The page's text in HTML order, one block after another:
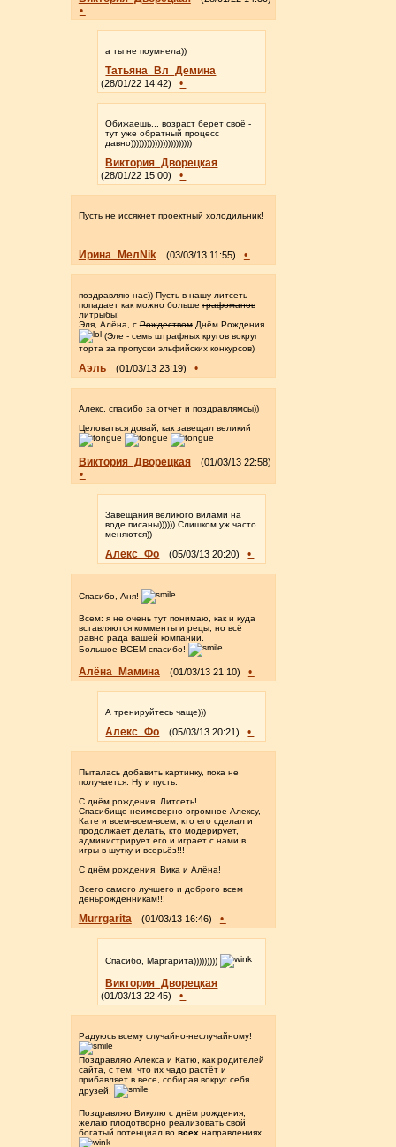
•
а ты не поумнела))
Татьяна_Вл_Демина
(28/01/22 14:42) •
Обижаешь... возраст берет своё -
тут уже обратный процесс
давно)))))))))))))))))))))))
Виктория_Дворецкая
(28/01/22 15:00) •
Пусть не иссякнет проектный холодильник!
Ирина_МелNik (03/03/13 11:55) •
поздравляю нас)) Пусть в нашу литсеть
попадает как можно большеграфоманов
литрыбы!
Эля, Алёна, сРождествомДнём Рождения
(Эле - семь штрафных кругов вокруг
торта за пропуски эльфийских конкурсов)
Аэль (01/03/13 23:19) •
Алекс, спасибо за отчет и поздравлямсы))
Целоваться довай, как завещал великий
Виктория_Дворецкая (01/03/13 22:58)
•
Завещания великого вилами на
воде писаны)))))) Слишком уж часто
меняются))
Алекс_Фо (05/03/13 20:20) •
Спасибо, Аня!
Всем: я не очень тут понимаю, как и куда
вставляются комменты и рецы, но всё
равно рада вашей компании.
Большое ВСЕМ спасибо!
Алёна_Мамина (01/03/13 21:10) •
А тренируйтесь чаще)))
Алекс_Фо (05/03/13 20:21) •
Пыталась добавить картинку, пока не
получается. Ну и пусть.
С днём рождения, Литсеть!
Спасибище неимоверно огромное Алексу,
Кате и всем-всем-всем, кто его сделал и
продолжает делать, кто модерирует,
администрирует его и играет с нами в
игры в шутку и всерьёз!!!
С днём рождения, Вика и Алёна!
Всего самого лучшего и доброго всем
деньрожденникам!!!
Murrgarita (01/03/13 16:46) •
Спасибо, Маргарита)))))))))
Виктория_Дворецкая
(01/03/13 22:45) •
Радуюсь всему случайно-неслучайному!
Поздравляю Алекса и Катю, как родителей
сайта, с тем, что их чадо растёт и
прибавляет в весе, собирая вокруг себя
друзей.
Поздравляю Викулю с днём рождения,
желаю плодотворно реализовать свой
богатый потенциал во всехнаправлениях